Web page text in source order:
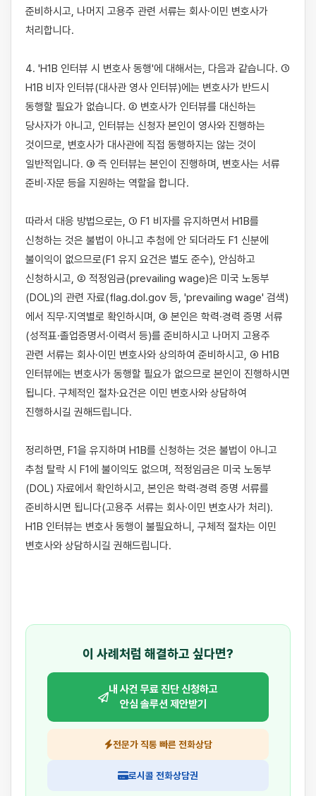
준비하시고, 나머지 고용주 관련 서류는 회사·이민 변호사가
처리합니다.
4. 'H1B 인터뷰 시 변호사 동행'에 대해서는, 다음과 같습니다. ①
H1B 비자 인터뷰(대사관 영사 인터뷰)에는 변호사가 반드시
동행할 필요가 없습니다. ② 변호사가 인터뷰를 대신하는
당사자가 아니고, 인터뷰는 신청자 본인이 영사와 진행하는
것이므로, 변호사가 대사관에 직접 동행하지는 않는 것이
일반적입니다. ③ 즉 인터뷰는 본인이 진행하며, 변호사는 서류
준비·자문 등을 지원하는 역할을 합니다.
따라서 대응 방법으로는, ① F1 비자를 유지하면서 H1B를
신청하는 것은 불법이 아니고 추첨에 안 되더라도 F1 신분에
불이익이 없으므로(F1 유지 요건은 별도 준수), 안심하고
신청하시고, ② 적정임금(prevailing wage)은 미국 노동부
(DOL)의 관련 자료(flag.dol.gov 등, 'prevailing wage' 검색)
에서 직무·지역별로 확인하시며, ③ 본인은 학력·경력 증명 서류
(성적표·졸업증명서·이력서 등)를 준비하시고 나머지 고용주
관련 서류는 회사·이민 변호사와 상의하여 준비하시고, ④ H1B
인터뷰에는 변호사가 동행할 필요가 없으므로 본인이 진행하시면
됩니다. 구체적인 절차·요건은 이민 변호사와 상담하여
진행하시길 권해드립니다.
정리하면, F1을 유지하며 H1B를 신청하는 것은 불법이 아니고
추첨 탈락 시 F1에 불이익도 없으며, 적정임금은 미국 노동부
(DOL) 자료에서 확인하시고, 본인은 학력·경력 증명 서류를
준비하시면 됩니다(고용주 서류는 회사·이민 변호사가 처리).
H1B 인터뷰는 변호사 동행이 불필요하니, 구체적 절차는 이민
변호사와 상담하시길 권해드립니다.
이 사례처럼 해결하고 싶다면?
내 사건 무료 진단 신청하고
안심 솔루션 제안받기
전문가 직통 빠른 전화상담
로시콜 전화상담권